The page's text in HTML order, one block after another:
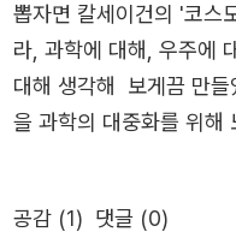
도였다. 원본이 얼마나 별
가 난다. 도대체 왜 이 사
는가? 저자 설명란에는
작을 ‘함께‘ 썼다며 후속
는 이 책을 읽으니 도무
게 글을 못 쓰는데? 그렇
뽑자면 칼세이건의 '코스
라, 과학에 대해, 우주에
대해 생각해 보게끔 만들
을 과학의 대중화를 위해
뽑지 못할 만큼 다채로운
공감 (1) 댓글 (0)